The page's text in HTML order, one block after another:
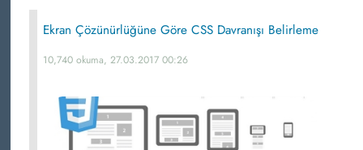
Ekran Çözünürlüğüne Göre CSS Davranışı Belirleme
10,740 okuma, 27.03.2017 00:26